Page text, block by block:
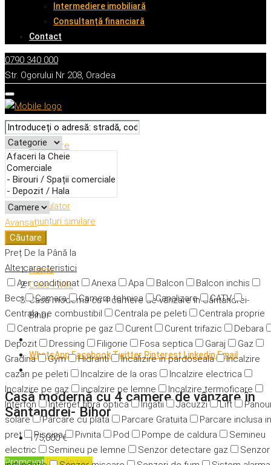
Intermediere imobiliară
Consultanță financiară
Contact
0790 340 000
Str. Ogorului Nr 208, Oradea
Avansat
Căutare
Preț De la Până la
Alte caracteristici
Aer condiționat
Anexa Apa Balcon
Balcon inchis
Beci
Camara Camera tehnica Canalizare
CATV
Centrala pe combustibil
Centrala pe peleti
Centrala proprie
Centrala proprie pe gaz
Curent Curent trifazic
Debara
Depozit
Dressing Filigorie Fosa septica Garaj
Gaz
Gradina
Gym Hidranti Incalizire in pardoseala
Incalzire
cazan pe peleti
Incalzire de la oras
Incalzire electrica
Incalzire pe gaz
incalzire pe lemne
Incalzire termoficare
Interfon
Internet fibra optica Irigatii Jacuzzi Lift
solare
Parcare cu plata Parcare Gratuita
Parcare inclusa in
pret
Piscina Pivnita Pod Pompe de caldura
Semineu
electric
Semineu pe lemne Senzor detectare gaz
Senzor
Descriere
Caracteristici
Adresă
Detalii
Calculator
Anunțuri similare
Home
Case / Vile
Casă modernă cu 4 camere de vânzare în Sântandrei-
Bihor
WhatsAppFacebookTwitter Pinterest LinkedinEmail
Casă modernă cu 4 camere de vânzare în
Sântandrei- Bihor
175,000 €
PromovatDe vânzare